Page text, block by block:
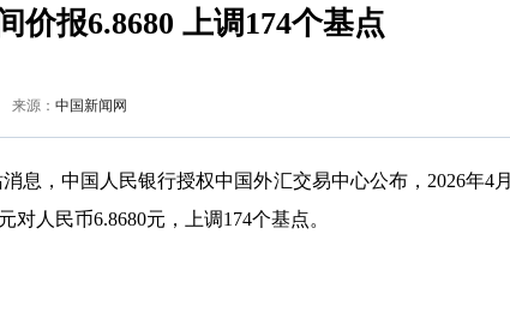
价报6.8680 上调174个基点
来源： 中国新闻网
息，中国人民银行授权中国外汇交易中心公布，2026年4月
人民币6.8680元，上调174个基点。